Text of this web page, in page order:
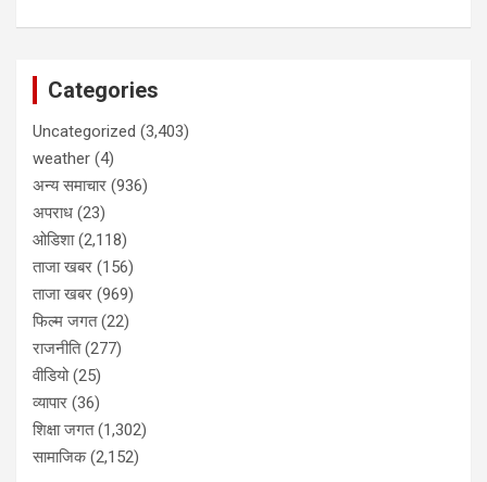
Categories
Uncategorized (3,403)
weather (4)
अन्य समाचार (936)
अपराध (23)
ओडिशा(2,118)
ताजा खबर (156)
ताजा खबर (969)
फिल्म जगत(22)
राजनीति(277)
वीडियो(25)
व्यापार (36)
शिक्षा जगत(1,302)
सामाजिक(2,152)